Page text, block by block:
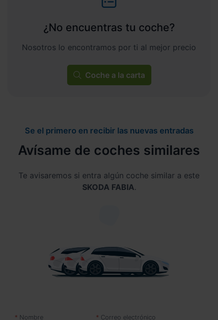
¿No encuentras tu coche?
Nosotros lo encontramos por ti al mejor precio
Coche a la carta
Se el primero en recibir las nuevas entradas
Avísame de coches similares
Te avisaremos si entra algún coche similar a este
SKODA FABIA.
Nombre Correo electrónico